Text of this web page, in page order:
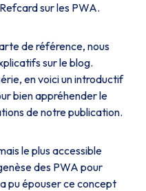
sur les PWA.
de référence, nous
sur le blog.
en voici un introductif
bien appréhender le
de notre publication.
le plus accessible
des PWA pour
pu épouser ce concept